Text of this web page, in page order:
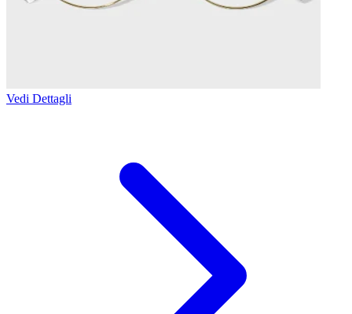
Vedi Dettagli